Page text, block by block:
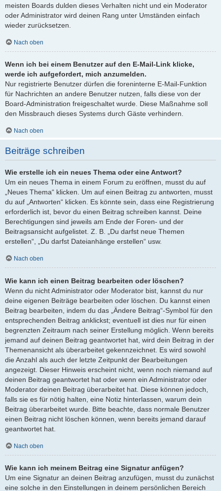
meisten Boards dulden dieses Verhalten nicht und ein Moderator
oder Administrator wird deinen Rang unter Umständen einfach
wieder zurücksetzen.
Nach oben
Wenn ich bei einem Benutzer auf den E-Mail-Link klicke,
werde ich aufgefordert, mich anzumelden.
Nur registrierte Benutzer dürfen die foreninterne E-Mail-Funktion
für Nachrichten an andere Benutzer nutzen, falls diese von der
Board-Administration freigeschaltet wurde. Diese Maßnahme soll
den Missbrauch dieses Systems durch Gäste verhindern.
Nach oben
Beiträge schreiben
Wie erstelle ich ein neues Thema oder eine Antwort?
Um ein neues Thema in einem Forum zu eröffnen, musst du auf
„Neues Thema“ klicken. Um auf einen Beitrag zu antworten, musst
du auf „Antworten“ klicken. Es könnte sein, dass eine Registrierung
erforderlich ist, bevor du einen Beitrag schreiben kannst. Deine
Berechtigungen sind jeweils am Ende der Foren- und der
Beitragsansicht aufgelistet. Z. B. „Du darfst neue Themen
erstellen“, „Du darfst Dateianhänge erstellen“ usw.
Nach oben
Wie kann ich einen Beitrag bearbeiten oder löschen?
Wenn du nicht Administrator oder Moderator bist, kannst du nur
deine eigenen Beiträge bearbeiten oder löschen. Du kannst einen
Beitrag bearbeiten, indem du das „Ändere Beitrag“-Symbol für den
entsprechenden Beitrag anklickst; eventuell ist dies nur für einen
begrenzten Zeitraum nach seiner Erstellung möglich. Wenn bereits
jemand auf deinen Beitrag geantwortet hat, wird dein Beitrag in der
Themenansicht als überarbeitet gekennzeichnet. Es wird sowohl
die Anzahl als auch der letzte Zeitpunkt der Bearbeitungen
angezeigt. Dieser Hinweis erscheint nicht, wenn noch niemand auf
deinen Beitrag geantwortet hat oder wenn ein Administrator oder
Moderator deinen Beitrag überarbeitet hat. Diese können jedoch,
falls sie es für nötig halten, eine Notiz hinterlassen, warum dein
Beitrag überarbeitet wurde. Bitte beachte, dass normale Benutzer
einen Beitrag nicht löschen können, wenn bereits jemand darauf
geantwortet hat.
Nach oben
Wie kann ich meinem Beitrag eine Signatur anfügen?
Um eine Signatur an deinen Beitrag anzufügen, musst du zunächst
eine solche in den Einstellungen in deinem persönlichen Bereich